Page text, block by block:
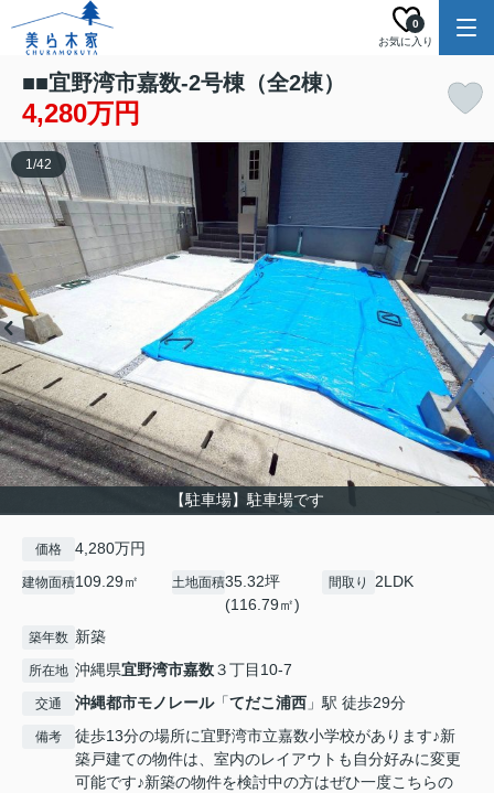
お気に入り
0
■■宜野湾市嘉数-2号棟（全2棟）
4,280万円
【駐車場】駐車場です
1/42
価格 4,280万円
建物面積109.29㎡ 土地面積35.32坪
(116.79㎡)
間取り 2LDK
築年数 新築
所在地 沖縄県宜野湾市嘉数３丁目10-7
交通 沖縄都市モノレール「てだこ浦西 」駅 徒歩29分
備考
徒歩13分の場所に宜野湾市立嘉数小学校があります♪新
築戸建ての物件は、室内のレイアウトも自分好みに変更
可能です♪新築の物件を検討中の方はぜひ一度こちらの